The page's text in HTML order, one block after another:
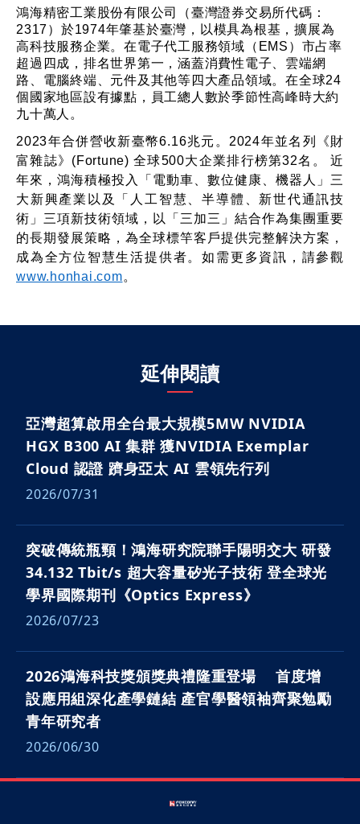
鴻海精密工業股份有限公司（臺灣證券交易所代碼：
2317）於1974年肇基於臺灣，以模具為根基，擴展為
高科技服務企業。在電子代工服務領域（ EMS ）市占率
超過四成，排名世界第一，涵蓋消費性電子、雲端網
路、電腦終端、元件及其他等四大產品領域。在全球24
個國家地區設有據點，員工總人數於季節性高峰時大約
九十萬人。
2023年合併營收新臺幣6.16兆元。 2024年並名列《財
富雜誌》 (Fortune)全球500大企業排行榜第32名。
近
年來，鴻海積極投入「電動車、數位健康、機器人」三
大新興產業以及「人工智慧、半導體、新世代通訊技
術」三項新技術領域，以「三加三」結合作為集團重要
的長期發展策略，為全球標竿客戶提供完整解決方案，
成為全方位智慧生活提供者。如需更多資訊，請參觀
www.honhai.com。
延伸閱讀
亞灣超算啟用全台最大規模5MW NVIDIA
HGX B300 AI 集群 獲NVIDIA Exemplar
Cloud 認證 躋身亞太 AI 雲領先行列
2026/07/31
突破傳統瓶頸！鴻海研究院聯手陽明交大 研發
34.132 Tbit/s 超大容量矽光子技術 登全球光
學界國際期刊《Optics Express》
2026/07/23
2026鴻海科技獎頒獎典禮隆重登場 首度增
設應用組深化產學鏈結 產官學醫領袖齊聚勉勵
青年研究者
2026/06/30